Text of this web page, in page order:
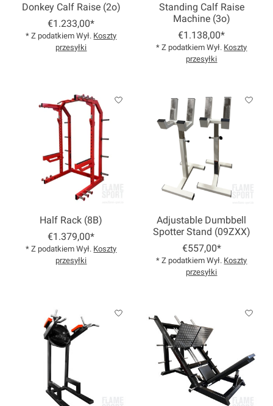
Donkey Calf Raise (2o)
€1.233,00*
* Z podatkiem Wył. Koszty
przesyłki
Standing Calf Raise
Machine (3o)
€1.138,00*
* Z podatkiem Wył. Koszty
przesyłki
Half Rack (8B)
€1.379,00*
* Z podatkiem Wył. Koszty
przesyłki
Adjustable Dumbbell
Spotter Stand (09ZXX)
€557,00*
* Z podatkiem Wył. Koszty
przesyłki